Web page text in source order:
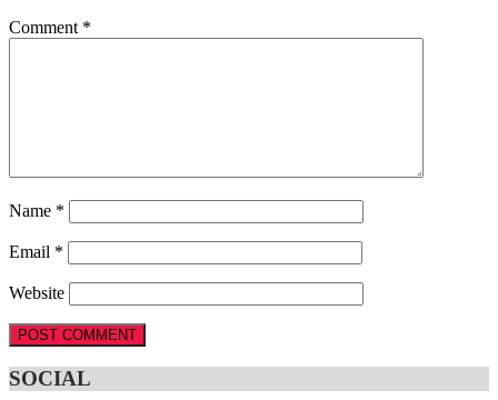
Comment *
Name *
Email *
Website
SOCIAL